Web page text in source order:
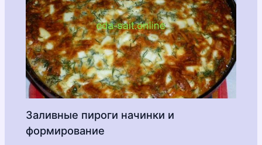
Заливные пироги начинки и
формирование